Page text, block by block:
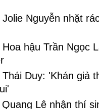
Jolie Nguyễn nhặt
Hoa hậu Trần Ngọc
Thái Duy: 'Khán giả
Quang Lê nhận thí